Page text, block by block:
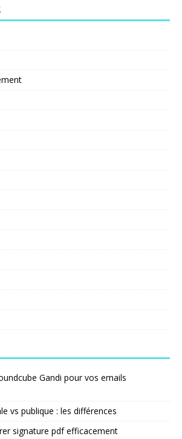
Gandi pour vos emails
vs publique : les différences
signature pdf efficacement